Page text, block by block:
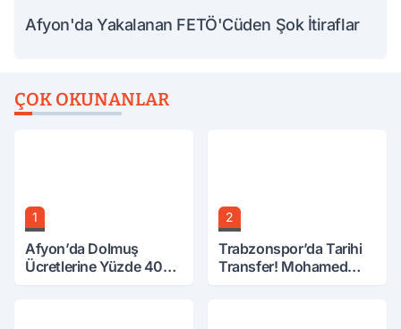
Afyon'da Yakalanan FETÖ'Cüden Şok İtiraflar
ÇOK OKUNANLAR
1
Afyon’da Dolmuş
Ücretlerine Yüzde 40
2
Trabzonspor’da Tarihi
Transfer! Mohamed